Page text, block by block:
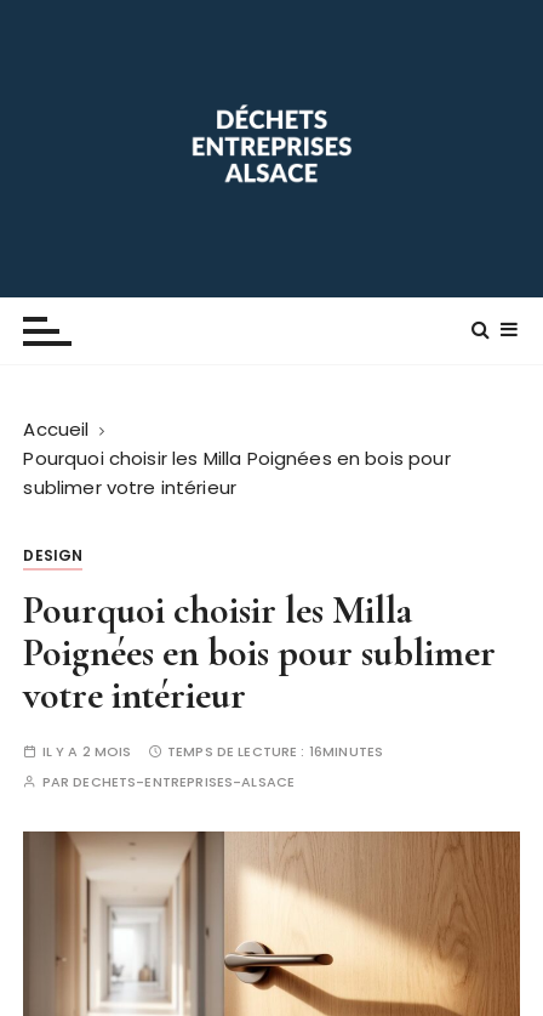
Déchets Entreprise Alsace
Accueil
Pourquoi choisir les Milla Poignées en bois pour
sublimer votre intérieur
DESIGN
Pourquoi choisir les Milla
Poignées en bois pour sublimer
votre intérieur
IL Y A 2 MOIS TEMPS DE LECTURE : 16MINUTES
PARDECHETS-ENTREPRISES-ALSACE